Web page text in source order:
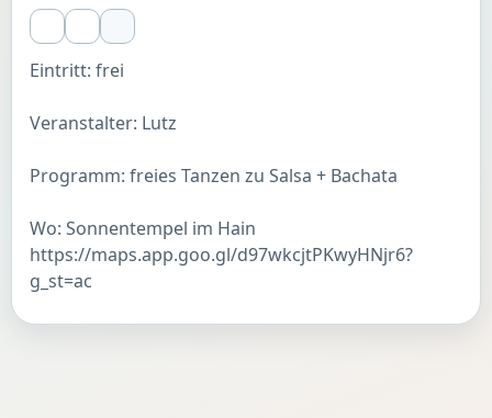
Eintritt: frei
Veranstalter: Lutz
Programm: freies Tanzen zu Salsa + Bachata
Wo: Sonnentempel im Hain
https://maps.app.goo.gl/d97wkcjtPKwyHNjr6?
g_st=ac